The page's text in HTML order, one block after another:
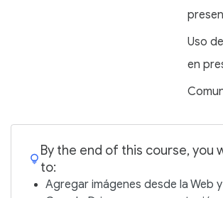
Uso
en
By the end of this course, you
to:
Agregar imágenes desde la Web